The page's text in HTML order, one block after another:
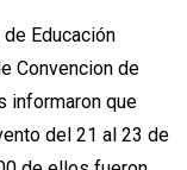
Educación
Convencion de
informaron que
del 21 al 23 de